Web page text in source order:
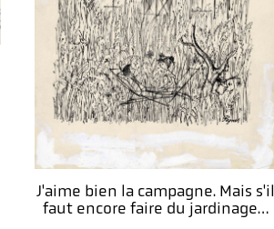
J'aime bien la campagne. Mais s'il
faut encore faire du jardinage…